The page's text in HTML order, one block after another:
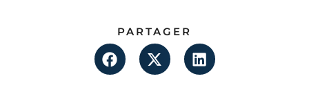
PARTAGER